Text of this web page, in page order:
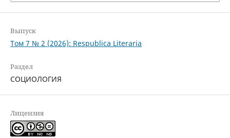
Выпуск
Том 7 № 2 (2026): Respublica Literaria
Раздел
СОЦИОЛОГИЯ
Лицензия